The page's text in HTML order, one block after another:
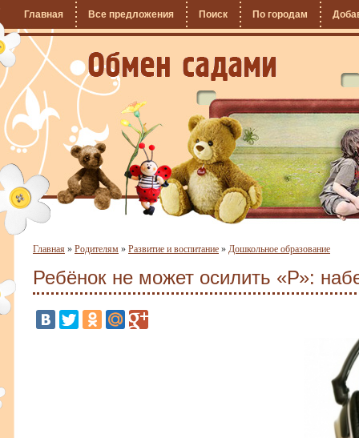
Главная Все предложения Поиск По городам
Главная » Родителям » Развитие и воспитание » Дошкольное образование
Ребёнок не может осилить «Р»: